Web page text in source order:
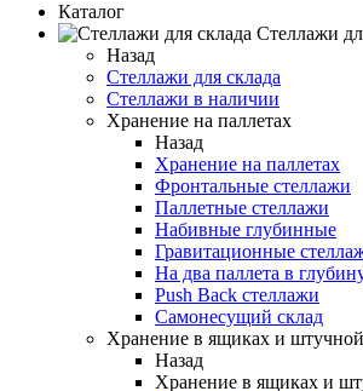
Каталог
Cтеллажи
Назад
Cтеллажи для склада
Стеллажи в наличии
Хранение на паллетах
Назад
Хранение на паллетах
Фронтальные стеллажи
Паллетные стеллажи
Набивные глубинные
Гравитационные
На два паллета в
Push Back стеллажи
Самонесущий склад
Хранение в ящиках и
Назад
Хранение в ящиках и